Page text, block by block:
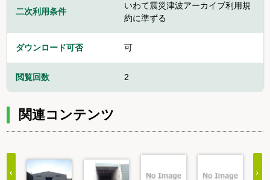
二次利用条件
いわて震災津波アーカイブ利用規
約に準ずる
ダウンロード可否 可
閲覧回数 2
関連コンテンツ